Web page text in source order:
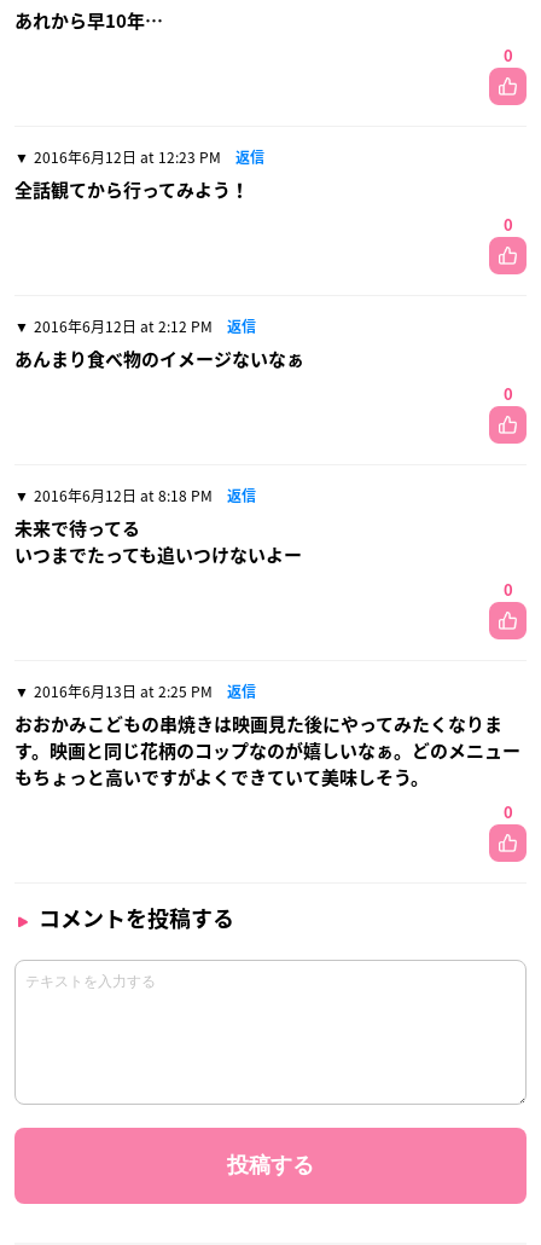
あれから早10年…
0
2016年6月12日 at 12:23 PM 返信
全話観てから行ってみよう！
0
2016年6月12日 at 2:12 PM 返信
あんまり食べ物のイメージないなぁ
0
2016年6月12日 at 8:18 PM 返信
未来で待ってる
いつまでたっても追いつけないよー
0
2016年6月13日 at 2:25 PM 返信
おおかみこどもの串焼きは映画見た後にやってみたくなりま
す。映画と同じ花柄のコップなのが嬉しいなぁ。どのメニュー
もちょっと高いですがよくできていて美味しそう。
0
コメントを投稿する